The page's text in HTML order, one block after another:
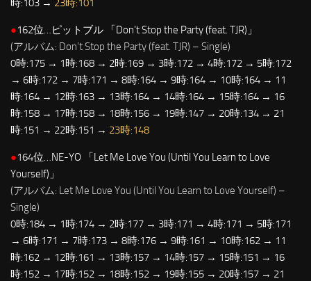
時:103 → 23時:101
●162位…ピットブル 「Don’t Stop the Party (feat. TJR)」
(アルバム: Don’t Stop the Party (feat. TJR) – Single)
0時:175 → 1時:168 → 2時:169 → 3時:172 → 4時:172 → 5時:172
→ 6時:172 → 7時:171 → 8時:164 → 9時:164 → 10時:164 → 11
時:164 → 12時:163 → 13時:164 → 14時:164 → 15時:164 → 16
時:158 → 17時:158 → 18時:156 → 19時:147 → 20時:134 → 21
時:151 → 22時:151 → 23時:148
●164位…NE-YO 「Let Me Love You (Until You Learn to Love
Yourself)」
(アルバム: Let Me Love You (Until You Learn to Love Yourself) –
Single)
0時:184 → 1時:174 → 2時:177 → 3時:171 → 4時:171 → 5時:171
→ 6時:171 → 7時:173 → 8時:176 → 9時:161 → 10時:162 → 11
時:162 → 12時:161 → 13時:157 → 14時:157 → 15時:151 → 16
時:152 → 17時:152 → 18時:152 → 19時:155 → 20時:157 → 21